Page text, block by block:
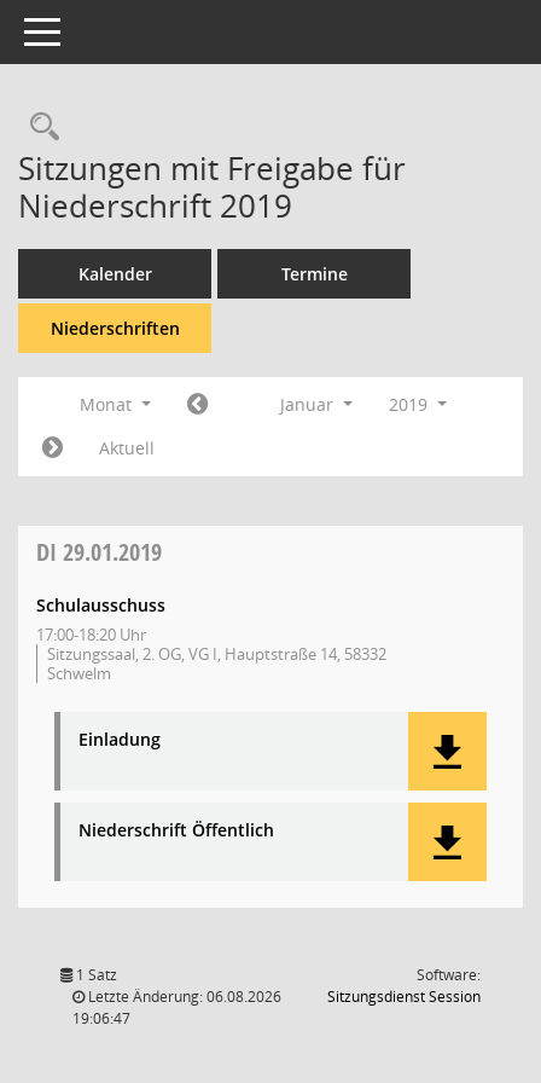
Toggle navigation
Rechercheauswahl
Sitzungen mit Freigabe für
Niederschrift 2019
Kalender Termine
Niederschriften
Monat Januar
2019
Aktuell
DI 29.01.2019
Schulausschuss
17:00-18:20 Uhr
Sitzungssaal, 2. OG, VG I, Hauptstraße 14, 58332
Schwelm
Einladung
Niederschrift Öffentlich
1 Satz
Letzte Änderung: 06.08.2026
19:06:47
Software:
SitzungsdienstSession(Wird in